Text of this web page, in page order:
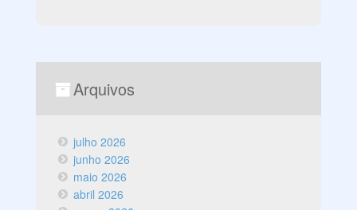
Arquivos
julho 2026
junho 2026
maio 2026
abril 2026